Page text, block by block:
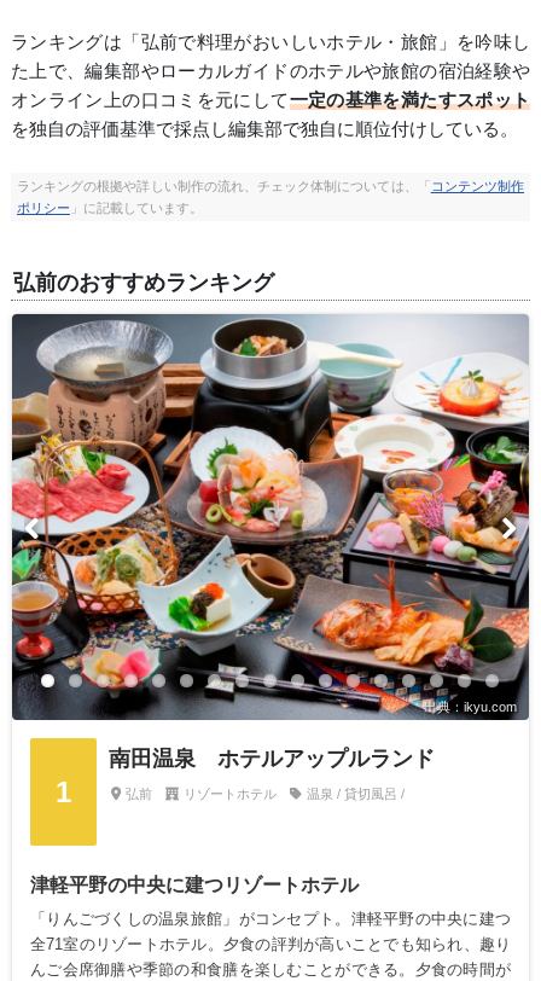
ランキングは「弘前で料理がおいしいホテル・旅館」を吟味し
た上で、編集部やローカルガイドのホテルや旅館の宿泊経験や
オンライン上の口コミを元にして一定の基準を満たすスポット
を独自の評価基準で採点し編集部で独自に順位付けしている。
ランキングの根拠や詳しい制作の流れ、チェック体制については、「 コンテンツ制作
ポリシー 」に記載しています。
弘前のおすすめランキング
出典：ikyu.com
1
南田温泉 ホテルアップルランド
弘前 リゾートホテル 温泉 / 貸切風呂 /
津軽平野の中央に建つリゾートホテル
「りんごづくしの温泉旅館」がコンセプト。津軽平野の中央に建つ
全71室のリゾートホテル。夕食の評判が高いことでも知られ、趣り
んご会席御膳や季節の和食膳を楽しむことができる。夕食の時間が